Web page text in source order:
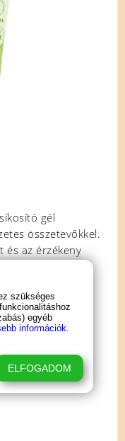
gél
összetevőkkel.
az érzékeny
hatással.
és glycerinnel.
tesztelt
szükséges
egyéb
információk.
ELFOGADOM